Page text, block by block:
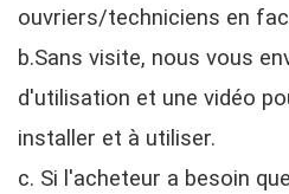
ouvriers/techniciens en
b.Sans visite, nous vous
d'utilisation et une vidéo
installer et à utiliser.
c. Si l'acheteur a besoin